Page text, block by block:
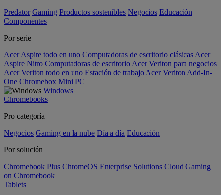
Predator Gaming Productos sostenibles Negocios Educación
Componentes
Por serie
Acer Aspire todo en uno Computadoras de escritorio clásicas Acer
Aspire Nitro Computadoras de escritorio Acer Veriton para negocios
Acer Veriton todo en uno Estación de trabajo Acer Veriton Add-In-
One Chromebox Mini PC
Windows
Chromebooks
Pro categoría
Negocios Gaming en la nube Día a día Educación
Por solución
Chromebook Plus ChromeOS Enterprise Solutions Cloud Gaming
on Chromebook
Tablets